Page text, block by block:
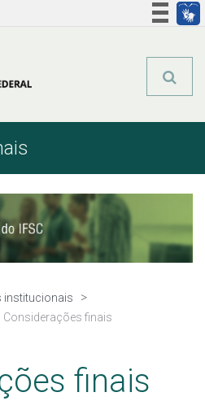
institucionais
Considerações finais
finais